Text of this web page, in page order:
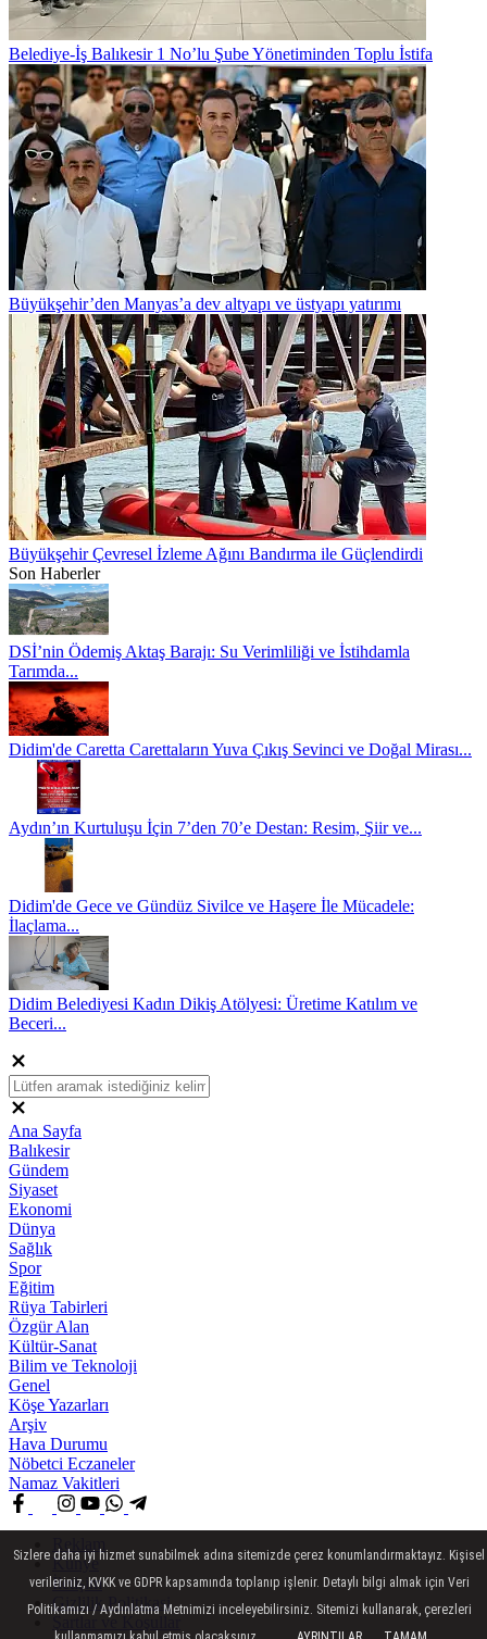
Belediye-İş Balıkesir 1 No’lu Şube Yönetiminden Toplu İstifa
Büyükşehir’den Manyas’a dev altyapı ve üstyapı yatırımı
Büyükşehir Çevresel İzleme Ağını Bandırma ile Güçlendirdi
Son Haberler
DSİ’nin Ödemiş Aktaş Barajı: Su Verimliliği ve İstihdamla
Tarımda...
Didim'de Caretta Carettaların Yuva Çıkış Sevinci ve Doğal Mirası...
Aydın’ın Kurtuluşu İçin 7’den 70’e Destan: Resim, Şiir ve...
Didim'de Gece ve Gündüz Sivilce ve Haşere İle Mücadele:
İlaçlama...
Didim Belediyesi Kadın Dikiş Atölyesi: Üretime Katılım ve
Beceri...
Ana Sayfa
Balıkesir
Gündem
Siyaset
Ekonomi
Dünya
Sağlık
Spor
Eğitim
Rüya Tabirleri
Özgür Alan
Kültür-Sanat
Bilim ve Teknoloji
Genel
Köşe Yazarları
Arşiv
Hava Durumu
Nöbetci Eczaneler
Namaz Vakitleri
Künye
İletişim
Gizlilik Politikasi
Şartlar ve Koşullar
Sizlere daha iyi hizmet sunabilmek adına sitemizde çerez konumlandırmaktayız. Kişisel
verileriniz, KVKK ve GDPR kapsamında toplanıp işlenir. Detaylı bilgi almak için Veri
Politikamızı / Aydınlatma Metnimizi inceleyebilirsiniz. Sitemizi kullanarak, çerezleri